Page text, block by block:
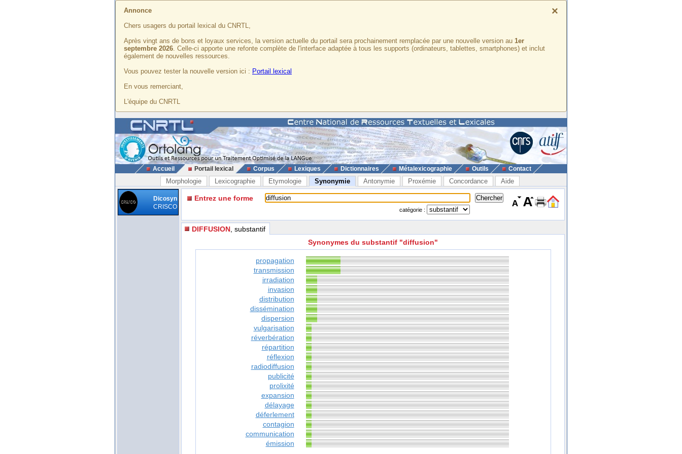
×
Annonce
Chers usagers du portail lexical du CNRTL,
Après vingt ans de bons et loyaux services, la version actuelle du portail sera prochainement remplacée par une nouvelle version au 1er
septembre 2026. Celle-ci apporte une refonte complète de l'interface adaptée à tous les supports (ordinateurs, tablettes, smartphones) et inclut
également de nouvelles ressources.
Vous pouvez tester la nouvelle version ici : Portail lexical
En vous remerciant,
L'équipe du CNRTL
Accueil Portail lexical Corpus Lexiques Dictionnaires Métalexicographie Outils Contact
Morphologie Lexicographie Etymologie Synonymie Antonymie Proxémie Concordance Aide
Dicosyn
CRISCO
Entrez une forme
catégorie :
DIFFUSION , substantif
Synonymes du substantif "diffusion"
propagation
transmission
irradiation
invasion
distribution
dissémination
dispersion
vulgarisation
réverbération
répartition
réflexion
radiodiffusion
publicité
prolixité
expansion
délayage
déferlement
contagion
communication
émission